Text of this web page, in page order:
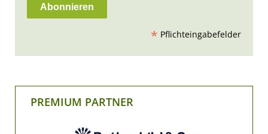
* Pflichteingabefelder
PREMIUM PARTNER